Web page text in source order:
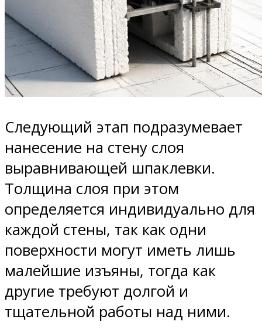
Следующий этап подразумевает
нанесение на стену слоя
выравнивающей шпаклевки.
Толщина слоя при этом
определяется индивидуально для
каждой стены, так как одни
поверхности могут иметь лишь
малейшие изъяны, тогда как
другие требуют долгой и
тщательной работы над ними.